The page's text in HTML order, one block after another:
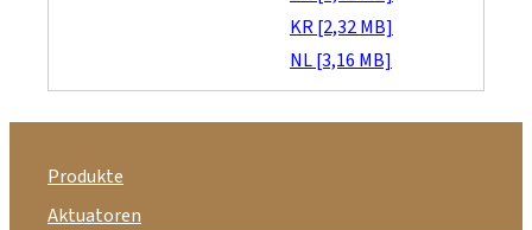
KR [2,32 MB]
NL [3,16 MB]
Produkte
Aktuatoren